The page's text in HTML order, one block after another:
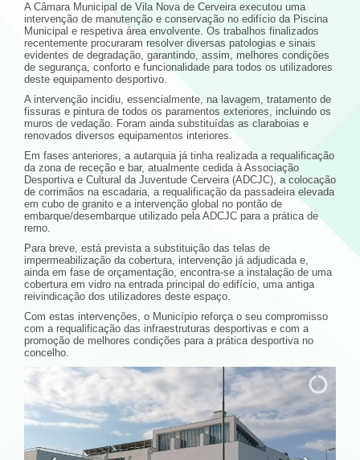
A Câmara Municipal de Vila Nova de Cerveira executou uma
intervenção de manutenção e conservação no edifício da Piscina
Municipal e respetiva área envolvente. Os trabalhos finalizados
recentemente procuraram resolver diversas patologias e sinais
evidentes de degradação, garantindo, assim, melhores condições
de segurança, conforto e funcionalidade para todos os utilizadores
deste equipamento desportivo.
A intervenção incidiu, essencialmente, na lavagem, tratamento de
fissuras e pintura de todos os paramentos exteriores, incluindo os
muros de vedação. Foram ainda substituídas as claraboias e
renovados diversos equipamentos interiores.
Em fases anteriores, a autarquia já tinha realizada a requalificação
da zona de receção e bar, atualmente cedida à Associação
Desportiva e Cultural da Juventude Cerveira (ADCJC), a colocação
de corrimãos na escadaria, a requalificação da passadeira elevada
em cubo de granito e a intervenção global no pontão de
embarque/desembarque utilizado pela ADCJC para a prática de
remo.
Para breve, está prevista a substituição das telas de
impermeabilização da cobertura, intervenção já adjudicada e,
ainda em fase de orçamentação, encontra-se a instalação de uma
cobertura em vidro na entrada principal do edifício, uma antiga
reivindicação dos utilizadores deste espaço.
Com estas intervenções, o Município reforça o seu compromisso
com a requalificação das infraestruturas desportivas e com a
promoção de melhores condições para a prática desportiva no
concelho.